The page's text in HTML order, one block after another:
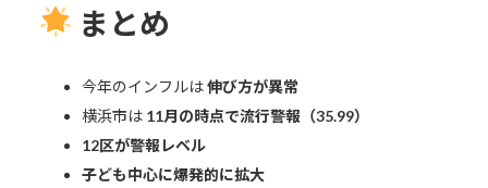
まとめ
今年のインフルは伸び方が異常
横浜市は 11月の時点で流行警報（35.99）
12区が警報レベル
子ども中心に爆発的に拡大